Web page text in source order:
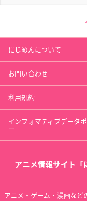
にじめんについて
お問い合わせ
利用規約
インフォマティブデータ
ー
アニメ情報サイト「
アニメ・ゲーム・漫画な